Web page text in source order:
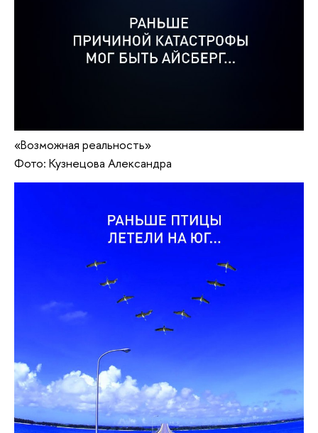
«Возможная реальность»
Фото: Кузнецова Александра